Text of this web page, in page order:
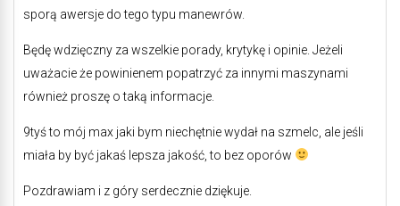
sporą awersje do tego typu manewrów.
Będę wdzięczny za wszelkie porady, krytykę i opinie. Jeżeli
uważacie że powinienem popatrzyć za innymi maszynami
również proszę o taką informacje.
9tyś to mój max jaki bym niechętnie wydał na szmelc, ale jeśli
miała by być jakaś lepsza jakość, to bez oporów
Pozdrawiam i z góry serdecznie dziękuje.